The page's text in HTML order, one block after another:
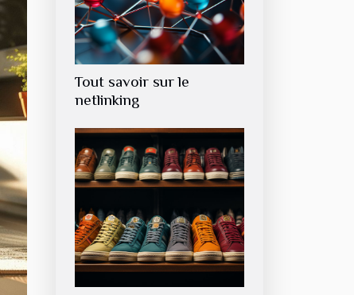
Tout savoir sur le
netlinking